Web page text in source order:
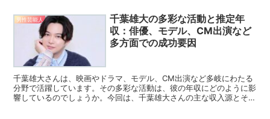
男性芸能人
千葉雄大の多彩な活動と推定年
収：俳優、モデル、CM出演など
多方面での成功要因
千葉雄大さんは、映画やドラマ、モデル、CM出演など多岐にわたる
分野で活躍しています。その多彩な活動は、彼の年収にどのように影
響しているのでしょうか。今回は、千葉雄大さんの主な収入源とその